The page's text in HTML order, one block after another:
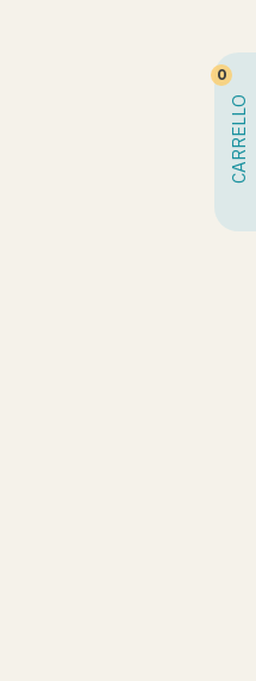
CLIENTI
clienti via mail e telefonica
offerte tramite newsletter.
autorizzo il trattamento dei miei dati
CARRELLO
0
SALDI ESTIVI - TUTTO SCONTATO